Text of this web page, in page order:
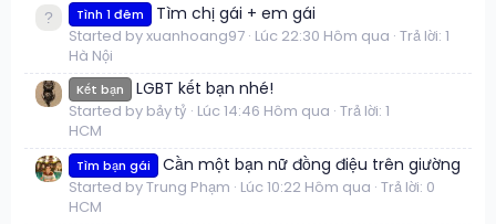
Tình 1 đêm Tìm chị gái + em gái
Started by xuanhoang97 Lúc 22:30 Hôm qua Trả lời: 1
Hà Nội
Kết bạn LGBT kết bạn nhé!
Started by bảy tỷ Lúc 14:46 Hôm qua Trả lời: 1
HCM
Tìm bạn gái Cần một bạn nữ đồng điệu trên giường
Started by Trung Phạm Lúc 10:22 Hôm qua Trả lời: 0
HCM